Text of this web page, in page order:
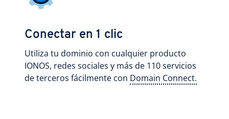
Conectar en 1 clic
Utiliza tu dominio con cualquier producto
IONOS, redes sociales y más de 110 servicios
de terceros fácilmente con Domain Connect.